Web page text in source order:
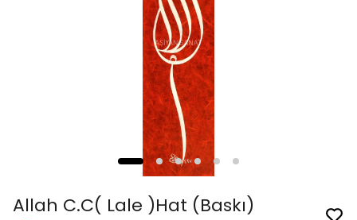
Allah C.C( Lale )Hat (Baskı)